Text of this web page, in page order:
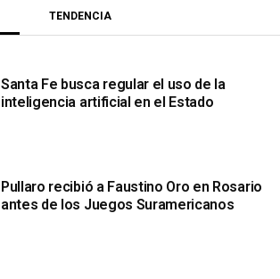
TENDENCIA
Santa Fe busca regular el uso de la
inteligencia artificial en el Estado
Pullaro recibió a Faustino Oro en Rosario
antes de los Juegos Suramericanos